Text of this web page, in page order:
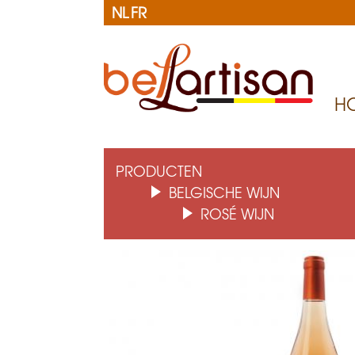
NLFR
e
a
PRODUCTEN
BELGISCHE WIJN
ROSÉ WIJN